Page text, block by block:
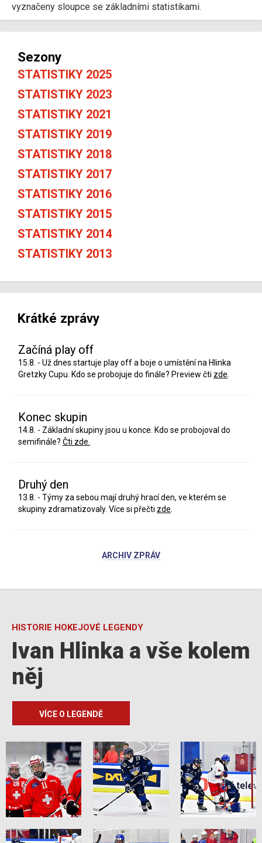
vyznačeny sloupce se základními statistikami.
Sezony
STATISTIKY 2025
STATISTIKY 2023
STATISTIKY 2021
STATISTIKY 2019
STATISTIKY 2018
STATISTIKY 2017
STATISTIKY 2016
STATISTIKY 2015
STATISTIKY 2014
STATISTIKY 2013
Krátké zprávy
Začíná play off
15.8. - Už dnes startuje play off a boje o umístění na Hlinka
Gretzky Cupu. Kdo se probojuje do finále? Preview čti zde
Konec skupin
14.8. - Základní skupiny jsou u konce. Kdo se probojoval do
semifinále? Čti zde.
Druhý den
13.8. - Týmy za sebou mají druhý hrací den, ve kterém se
skupiny zdramatizovaly. Více si přečti zde
ARCHIV ZPRÁV
HISTORIE HOKEJOVÉ LEGENDY
Ivan Hlinka a vše kolem
něj
VÍCE O LEGENDĚ